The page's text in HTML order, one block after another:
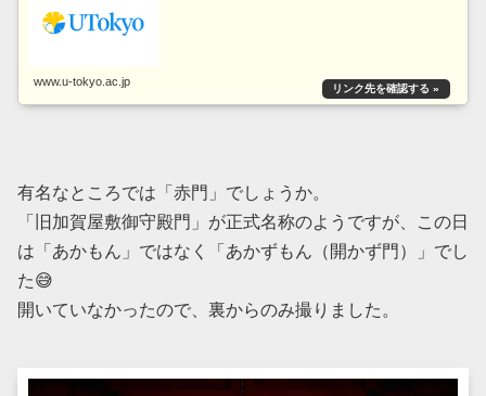
www.u-tokyo.ac.jp
有名なところでは「赤門」でしょうか。
「旧加賀屋敷御守殿門」が正式名称のようですが、この日
は「あかもん」ではなく「あかずもん（開かず門）」でし
た😅
開いていなかったので、裏からのみ撮りました。